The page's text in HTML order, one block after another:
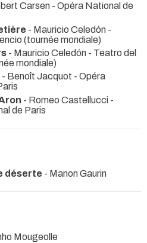
Carsen - Opéra National de
- Mauricio Celedón -
(tournée mondiale)
- Mauricio Celedón - Teatro del
mondiale)
- Benoît Jacquot - Opéra
- Romeo Castellucci -
de Paris
déserte - Manon Gaurin
Mougeolle